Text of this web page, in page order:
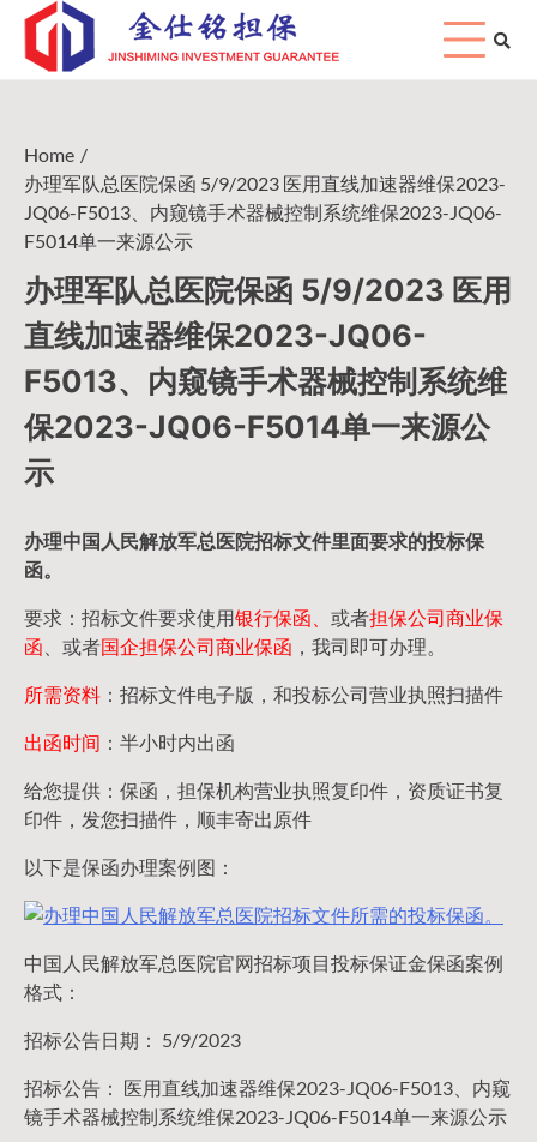
Skip
content
Home
办理军队总医院保函 5/9/2023 医用直线加速器维保2023-
JQ06-F5013、内窥镜手术器械控制系统维保2023-JQ06-
F5014单一来源公示
办理军队总医院保函 5/9/2023 医用
直线加速器维保2023-JQ06-
F5013、内窥镜手术器械控制系统维
保2023-JQ06-F5014单一来源公
示
办理中国人民解放军总医院招标文件里面要求的投标保
函。
要求：招标文件要求使用银行保函、 或者担保公司商业保
函 、或者国企担保公司商业保函 ，我司即可办理。
所需资料 ：招标文件电子版，和投标公司营业执照扫描件
出函时间 ：半小时内出函
给您提供：保函，担保机构营业执照复印件，资质证书复
印件，发您扫描件，顺丰寄出原件
以下是保函办理案例图：
中国人民解放军总医院官网招标项目投标保证金保函案例
格式：
招标公告日期： 5/9/2023
招标公告： 医用直线加速器维保2023-JQ06-F5013、内窥
镜手术器械控制系统维保2023-JQ06-F5014单一来源公示